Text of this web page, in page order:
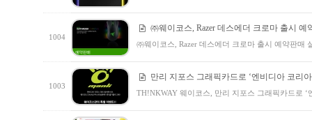
1004
㈜웨이코스, Razer 데스에더 크로마 출시 예
㈜웨이코스, Razer 데스에더 크로마 출시 예약판
1003
만리 지포스 그래픽카드로 ‘엔비디아 코리
TH!NKWAY 웨이코스, 만리 지포스 그래픽카드로